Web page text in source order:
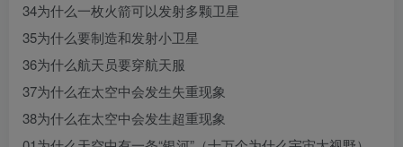
34为什么一枚火箭可以发射多颗卫星
35为什么要制造和发射小卫星
36为什么航天员要穿航天服
37为什么在太空中会发生失重现象
38为什么在太空中会发生超重现象